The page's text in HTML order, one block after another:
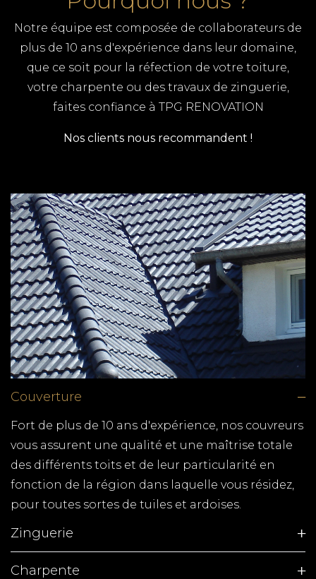
Notre équipe est composée de collaborateurs de
plus de 10 ans d'expérience dans leur domaine,
que ce soit pour la réfection de votre toiture,
votre charpente ou des travaux de zinguerie,
faites confiance à TPG RENOVATION
Nos clients nous recommandent !
Couverture
Fort de plus de 10 ans d'expérience, nos couvreurs
vous assurent une qualité et une maîtrise totale
des différents toits et de leur particularité en
fonction de la région dans laquelle vous résidez,
pour toutes sortes de tuiles et ardoises.
Zinguerie
Charpente